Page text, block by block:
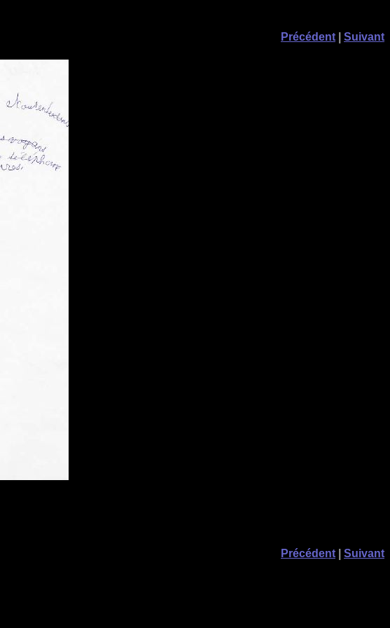
Précédent Suivant
Précédent Suivant